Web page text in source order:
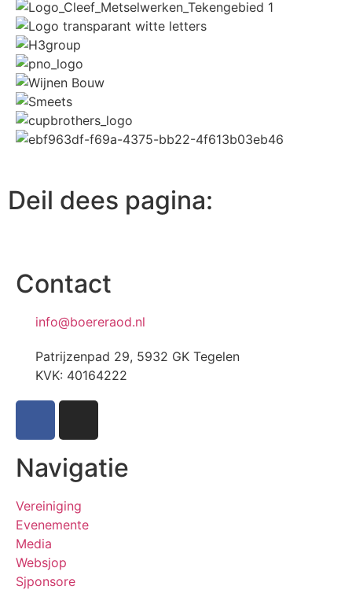
Deil dees pagina:
Contact
info@boereraod.nl
Patrijzenpad 29, 5932 GK Tegelen
KVK: 40164222
Navigatie
Vereiniging
Evenemente
Media
Websjop
Sjponsore